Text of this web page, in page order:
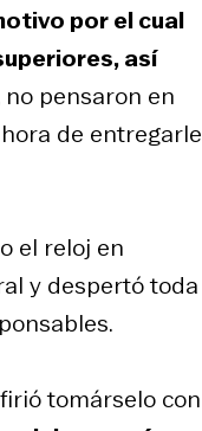
por el cual
así
no pensaron en
de entregarle
el reloj en
y despertó toda
tomárselo con